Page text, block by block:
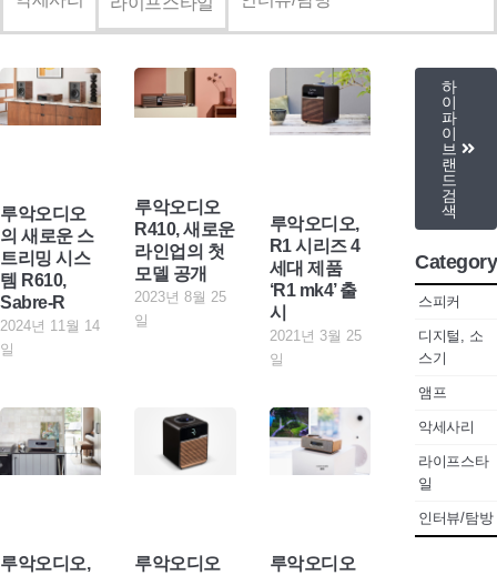
루악오디오
의 새로운 스
트리밍 시스
템 R610,
Sabre-R
2024년 11월 14
일
루악오디오
R410, 새로운
라인업의 첫
모델 공개
2023년 8월 25
일
루악오디오,
R1 시리즈 4
세대 제품
‘R1 mk4’ 출
시
2021년 3월 25
일
루악오디오,
루악오디오
루악오디오
하
이
파
이
브
랜
드
검
색
Category
스피커
디지털, 소
스기
앰프
악세사리
라이프스타
일
인터뷰/탐방